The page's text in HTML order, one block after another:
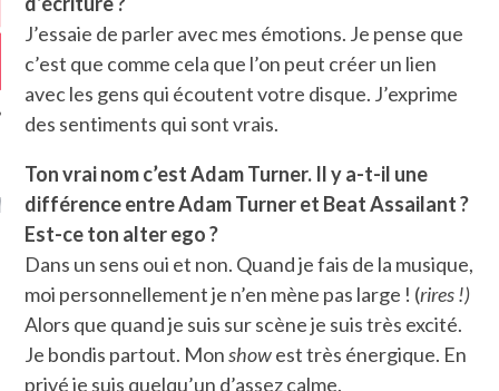
KARMA –
ANNIVERSAIRE
J’essaie de parler avec mes émotions. Je pense que
c’est que comme cela que l’on peut créer un lien
avec les gens qui écoutent votre disque. J’exprime
des sentiments qui sont vrais.
Ton vrai nom c’est Adam Turner. Il y a-t-il une
différence entre Adam Turner et Beat Assailant‏ ?
Est-ce ton alter ego ?
Dans un sens oui et non. Quand je fais de la musique,
moi personnellement je n’en mène pas large ! (rires !)
Alors que quand je suis sur scène je suis très excité.
Je bondis partout. Monshowest très énergique. En
privé je suis quelqu’un d’assez calme.